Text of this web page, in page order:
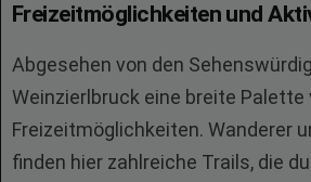
Freizeitmöglichkeiten und
Abgesehen von den
Weinzierlbruck eine breite Palette
Freizeitmöglichkeiten. Wanderer
finden hier zahlreiche Trails, die